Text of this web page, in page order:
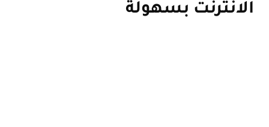
الانترنت بسهولة